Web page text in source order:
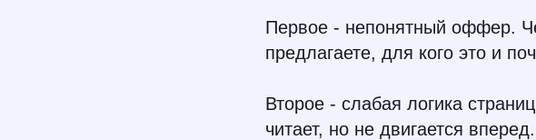
Первое - непонятный оффер.
предлагаете, для кого это и
Второе - слабая логика
читает, но не двигается